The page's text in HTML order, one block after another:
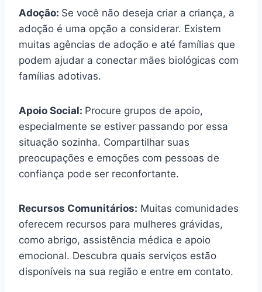
Adoção: Se você não deseja criar a criança, a
adoção é uma opção a considerar. Existem
muitas agências de adoção e até famílias que
podem ajudar a conectar mães biológicas com
famílias adotivas.
Apoio Social: Procure grupos de apoio,
especialmente se estiver passando por essa
situação sozinha. Compartilhar suas
preocupações e emoções com pessoas de
confiança pode ser reconfortante.
Recursos Comunitários: Muitas comunidades
oferecem recursos para mulheres grávidas,
como abrigo, assistência médica e apoio
emocional. Descubra quais serviços estão
disponíveis na sua região e entre em contato.